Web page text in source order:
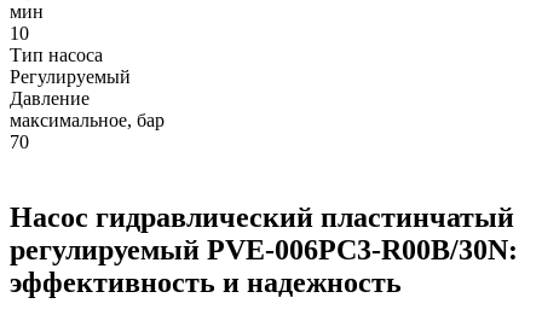
мин
10
Тип насоса
Регулируемый
Давление
максимальное, бар
70
Насос гидравлический пластинчатый
регулируемый PVE-006PC3-R00B/30N:
эффективность и надежность